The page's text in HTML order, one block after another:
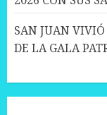
SAN JUAN
DE LA GALA